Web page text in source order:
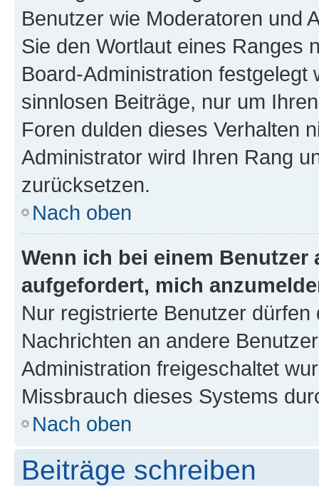
Benutzer wie Moderatoren und
Sie den Wortlaut eines Ranges
Board-Administration
sinnlosen Beiträge, nur um
Foren dulden dieses Verhalten
Administrator wird Ihren Rang
zurücksetzen.
Nach oben
Wenn ich bei einem
aufgefordert, mich
Nur registrierte Benutzer
Nachrichten an andere
Administration freigeschaltet
Missbrauch dieses Systems
Nach oben
Beiträge schreiben